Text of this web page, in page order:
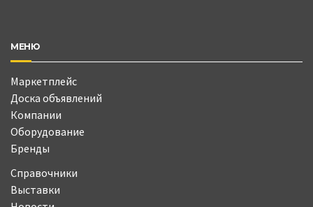
МЕНЮ
Маркетплейс
Доска объявлений
Компании
Оборудование
Бренды
Справочники
Выставки